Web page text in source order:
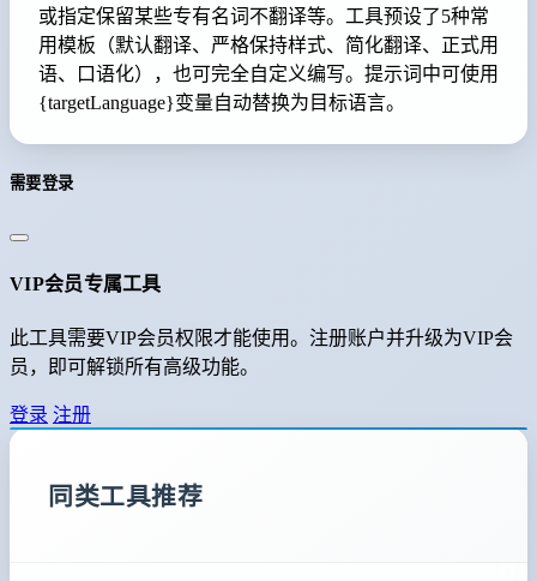
或指定保留某些专有名词不翻译等。工具预设了5种常
用模板（默认翻译、严格保持样式、简化翻译、正式用
语、口语化），也可完全自定义编写。提示词中可使用
{targetLanguage}变量自动替换为目标语言。
需要登录
VIP会员专属工具
此工具需要VIP会员权限才能使用。注册账户并升级为VIP会
员，即可解锁所有高级功能。
登录 注册
同类工具推荐